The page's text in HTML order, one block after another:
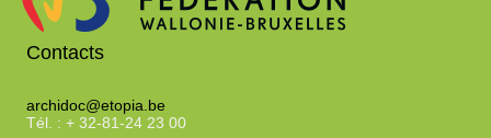
Contacts
archidoc@etopia.be
Tél. : + 32-81-24 23 00